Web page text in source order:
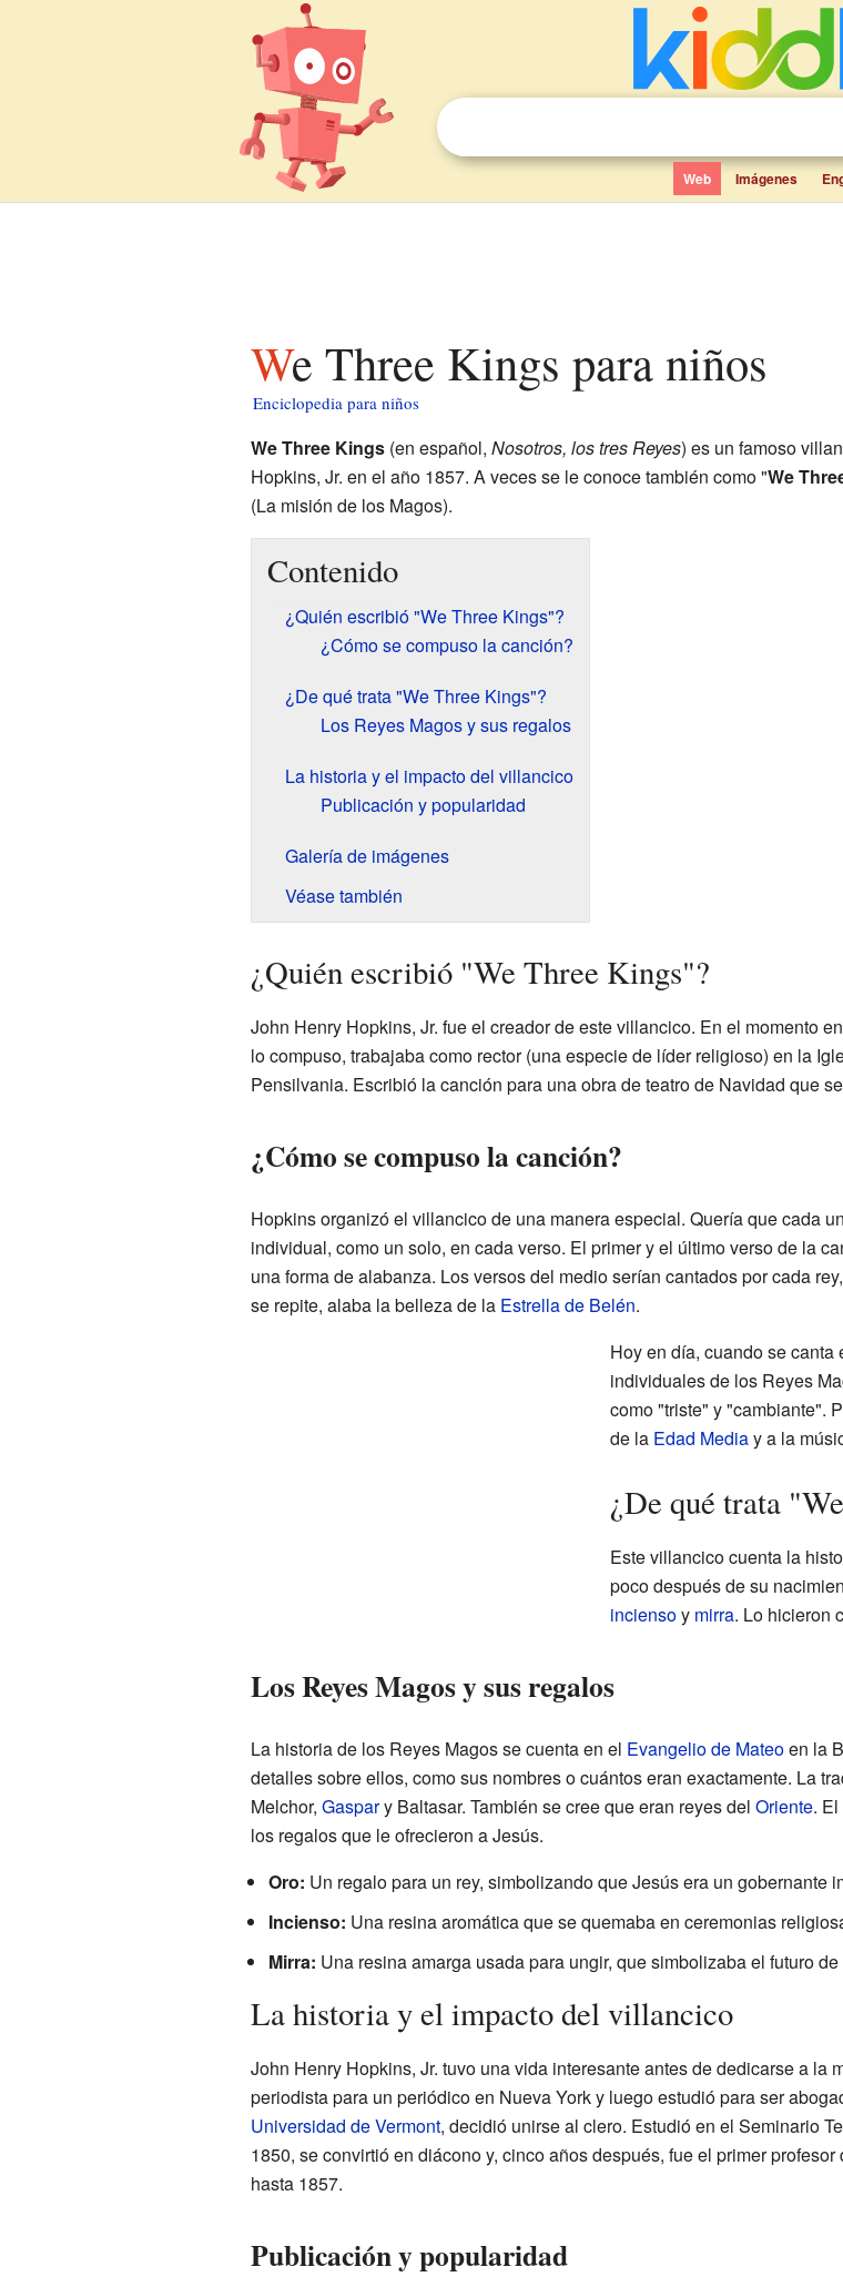
Web Imágenes
We Three Kings para niños
Enciclopedia para niños
We Three Kings(en español, Nosotros, los tres Reyes) es un famoso
Hopkins, Jr. en el año 1857. A veces se le conoce también como "We
(La misión de los Magos).
Contenido
¿Quién escribió "We Three Kings"?
¿Cómo se compuso la canción?
¿De qué trata "We Three Kings"?
Los Reyes Magos y sus regalos
La historia y el impacto del villancico
Publicación y popularidad
Galería de imágenes
Véase también
¿Quién escribió "We Three Kings"?
John Henry Hopkins, Jr. fue el creador de este villancico. En el momento
lo compuso, trabajaba como rector (una especie de líder religioso) en la
Pensilvania. Escribió la canción para una obra de teatro de Navidad que
¿Cómo se compuso la canción?
Hopkins organizó el villancico de una manera especial. Quería que cada
individual, como un solo, en cada verso. El primer y el último verso de la
una forma de alabanza. Los versos del medio serían cantados por cada
se repite, alaba la belleza de la Estrella de Belén.
Hoy en día, cuando se
individuales de los Reyes
como "triste" y "cambiante".
de la Edad Mediay a la
¿De qué trata
Este villancico cuenta la
poco después de su
inciensoy mirra. Lo hicieron
Los Reyes Magos y sus regalos
La historia de los Reyes Magos se cuenta en el Evangelio de Mateoen la
detalles sobre ellos, como sus nombres o cuántos eran exactamente. La
Melchor, Gaspary Baltasar. También se cree que eran reyes del Oriente. El
los regalos que le ofrecieron a Jesús.
Oro: Un regalo para un rey, simbolizando que Jesús era un gobernante
Incienso: Una resina aromática que se quemaba en ceremonias
Mirra: Una resina amarga usada para ungir, que simbolizaba el futuro de
La historia y el impacto del villancico
John Henry Hopkins, Jr. tuvo una vida interesante antes de dedicarse a la
periodista para un periódico en Nueva York y luego estudió para ser
Universidad de Vermont, decidió unirse al clero. Estudió en el Seminario
1850, se convirtió en diácono y, cinco años después, fue el primer
hasta 1857.
Publicación y popularidad